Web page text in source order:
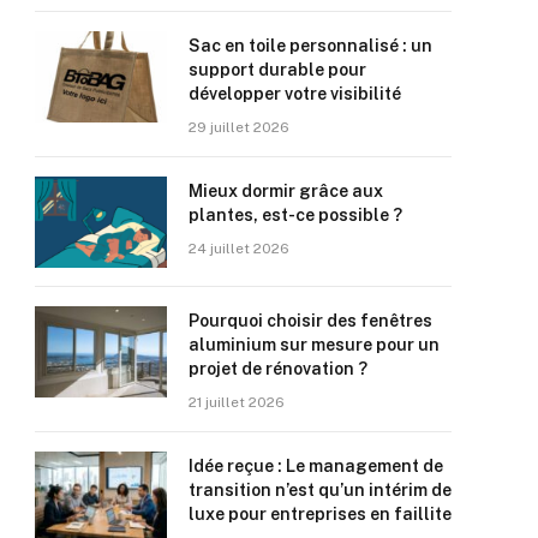
Sac en toile personnalisé : un
support durable pour
développer votre visibilité
29 juillet 2026
Mieux dormir grâce aux
plantes, est-ce possible ?
24 juillet 2026
Pourquoi choisir des fenêtres
aluminium sur mesure pour un
projet de rénovation ?
21 juillet 2026
Idée reçue : Le management de
transition n’est qu’un intérim de
luxe pour entreprises en faillite